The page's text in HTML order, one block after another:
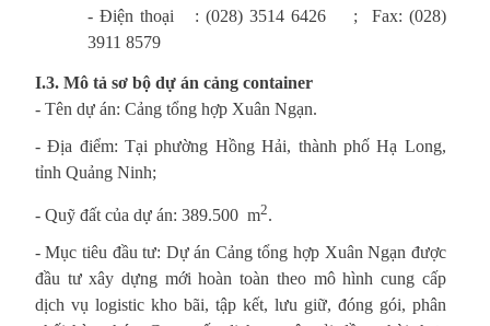
- Điện thoại : (028) 3514 6426 ; Fax: (028)
3911 8579
I.3. Mô tả sơ bộ dự án cảng container
- Tên dự án: Cảng tổng hợp Xuân Ngạn.
- Địa điểm: Tại phường Hồng Hải, thành phố Hạ Long,
tỉnh Quảng Ninh;
- Quỹ đất của dự án: 389.500 m2.
- Mục tiêu đầu tư: Dự án Cảng tổng hợp Xuân Ngạn được
đầu tư xây dựng mới hoàn toàn theo mô hình cung cấp
dịch vụ logistic kho bãi, tập kết, lưu giữ, đóng gói, phân